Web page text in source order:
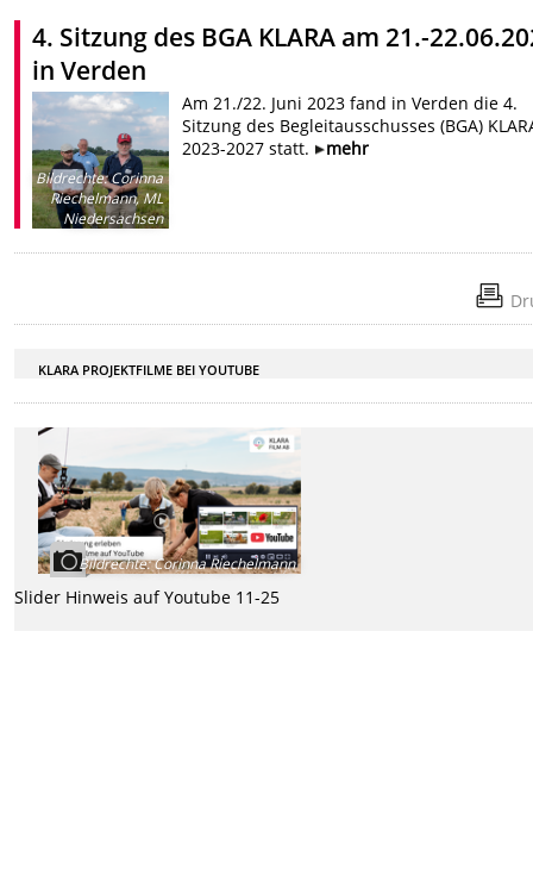
4. Sitzung des BGA KLARA am 21.-
in Verden
Bildrechte:Corinna
Riechelmann, ML
Niedersachsen
Am 21./22. Juni 2023 fand in Verden die 4.
Sitzung des Begleitausschusses (BGA)
2023-2027 statt.
mehr
KLARA PROJEKTFILME BEI YOUTUBE
Bildrechte:Corinna Riechelmann
Slider Hinweis auf Youtube 11-25